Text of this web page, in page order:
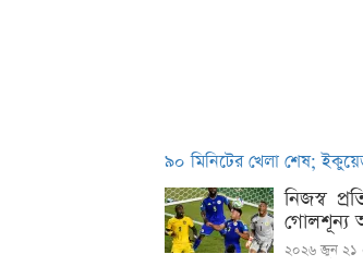
৯০ মিনিটের খেলা শেষ;
নিজস্ব
গোলশূন্য
২০২৬ জুন ২১